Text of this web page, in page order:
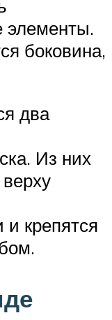
элементы.
боковина,
два
Из них
крепятся